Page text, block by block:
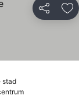
Delen
stadPrijzen